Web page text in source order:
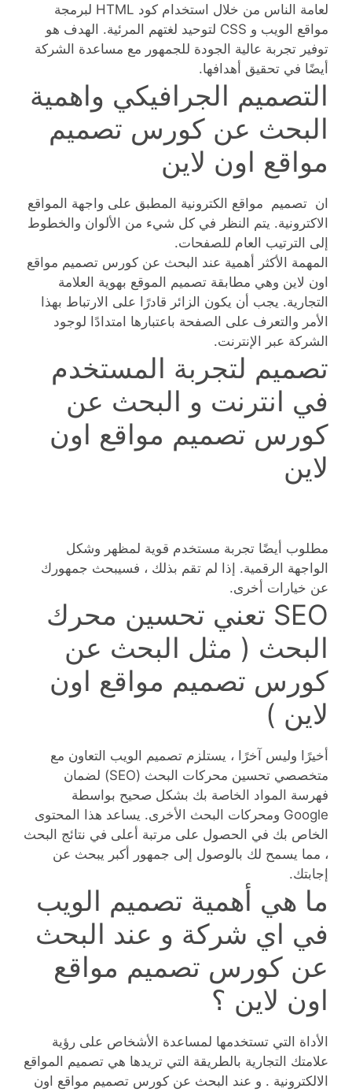
لعامة الناس من خلال استخدام كود HTML لبرمجة
مواقع الويب و CSS لتوحيد لغتهم المرئية. الهدف هو
توفير تجربة عالية الجودة للجمهور مع مساعدة الشركة
أيضًا في تحقيق أهدافها.
التصميم الجرافيكي واهمية
البحث عن كورس تصميم
مواقع اون لاين
ان تصميم مواقع الكترونية المطبق على واجهة المواقع
الاكترونية. يتم النظر في كل شيء من الألوان والخطوط
إلى الترتيب العام للصفحات.
المهمة الأكثر أهمية عند البحث عن كورس تصميم مواقع
اون لاين وهي مطابقة تصميم الموقع بهوية العلامة
التجارية. يجب أن يكون الزائر قادرًا على الارتباط بهذا
الأمر والتعرف على الصفحة باعتبارها امتدادًا لوجود
الشركة عبر الإنترنت.
تصميم لتجربة المستخدم
في انترنت و البحث عن
كورس تصميم مواقع اون
لاين
مطلوب أيضًا تجربة مستخدم قوية لمظهر وشكل
الواجهة الرقمية. إذا لم تقم بذلك ، فسيبحث جمهورك
عن خيارات أخرى.
SEO تعني تحسين محرك
البحث ( مثل البحث عن
كورس تصميم مواقع اون
لاين )
أخيرًا وليس آخرًا ، يستلزم تصميم الويب التعاون مع
متخصصي تحسين محركات البحث (SEO) لضمان
فهرسة المواد الخاصة بك بشكل صحيح بواسطة
Google ومحركات البحث الأخرى. يساعد هذا المحتوى
الخاص بك في الحصول على مرتبة أعلى في نتائج البحث
، مما يسمح لك بالوصول إلى جمهور أكبر يبحث عن
إجابتك.
ما هي أهمية تصميم الويب
في اي شركة و عند البحث
عن كورس تصميم مواقع
اون لاين ؟
الأداة التي تستخدمها لمساعدة الأشخاص على رؤية
علامتك التجارية بالطريقة التي تريدها هي تصميم المواقع
الالكترونية . و عند البحث عن كورس تصميم مواقع اون